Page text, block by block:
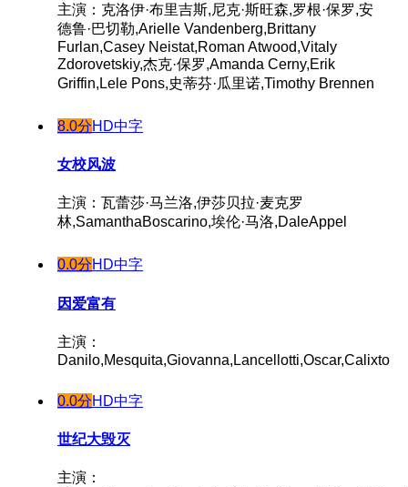
主演：克洛伊·布里吉斯,尼克·斯旺森,罗根·保罗,安
德鲁·巴切勒,Arielle Vandenberg,Brittany
Furlan,Casey Neistat,Roman Atwood,Vitaly
Zdorovetskiy,杰克·保罗,Amanda Cerny,Erik
Griffin,Lele Pons,史蒂芬·瓜里诺,Timothy Brennen
8.0分HD中字
女校风波
主演：瓦蕾莎·马兰洛,伊莎贝拉·麦克罗
林,SamanthaBoscarino,埃伦·马洛,DaleAppel
0.0分HD中字
因爱富有
主演：
Danilo,Mesquita,Giovanna,Lancellotti,Oscar,Calixto
0.0分HD中字
世纪大毁灭
主演：